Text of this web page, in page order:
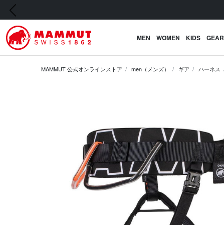
前の画像
MEN WOMEN KIDS GEAR
MAMMUT 公式オンラインストア men（メンズ） ギア ハーネス